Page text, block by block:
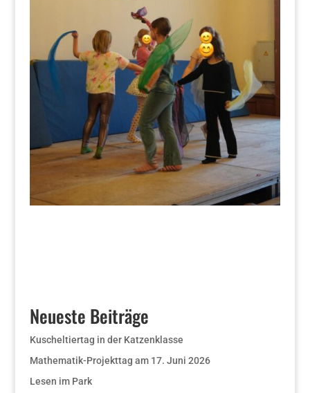
Neueste Beiträge
Kuscheltiertag in der Katzenklasse
Mathematik-Projekttag am 17. Juni 2026
Lesen im Park